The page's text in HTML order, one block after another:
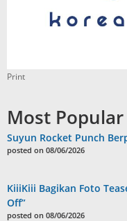
Print
Most Popular
Suyun Rocket Punch
posted on 08/06/2026
KiiiKiii Bagikan Foto
Off”
posted on 08/06/2026